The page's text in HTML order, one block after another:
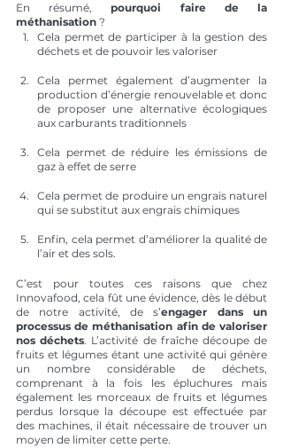
En résumé, pourquoi faire de la
méthanisation ?
Cela permet de participer à la gestion des
déchets et de pouvoir les valoriser
Cela permet également d’augmenter la
production d’énergie renouvelable et donc
de proposer une alternative écologiques
aux carburants traditionnels
Cela permet de réduire les émissions de
gaz à effet de serre
Cela permet de produire un engrais naturel
qui se substitut aux engrais chimiques
Enfin, cela permet d’améliorer la qualité de
l’air et des sols.
C’est pour toutes ces raisons que chez
Innovafood, cela fût une évidence, dès le début
de notre activité, de s’engager dans un
processus de méthanisation afin de valoriser
nos déchets. L’activité de fraîche découpe de
fruits et légumes étant une activité qui génère
un nombre considérable de déchets,
comprenant à la fois les épluchures mais
également les morceaux de fruits et légumes
perdus lorsque la découpe est effectuée par
des machines, il était nécessaire de trouver un
moyen de limiter cette perte.